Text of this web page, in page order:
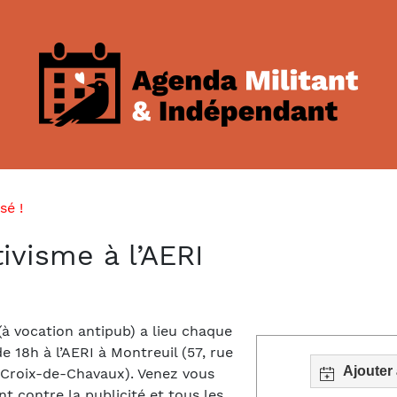
!
à l’AERI
Ajouter
vocation antipub) a lieu chaque
à l’AERI à Montreuil (57, rue
de-Chavaux). Venez vous